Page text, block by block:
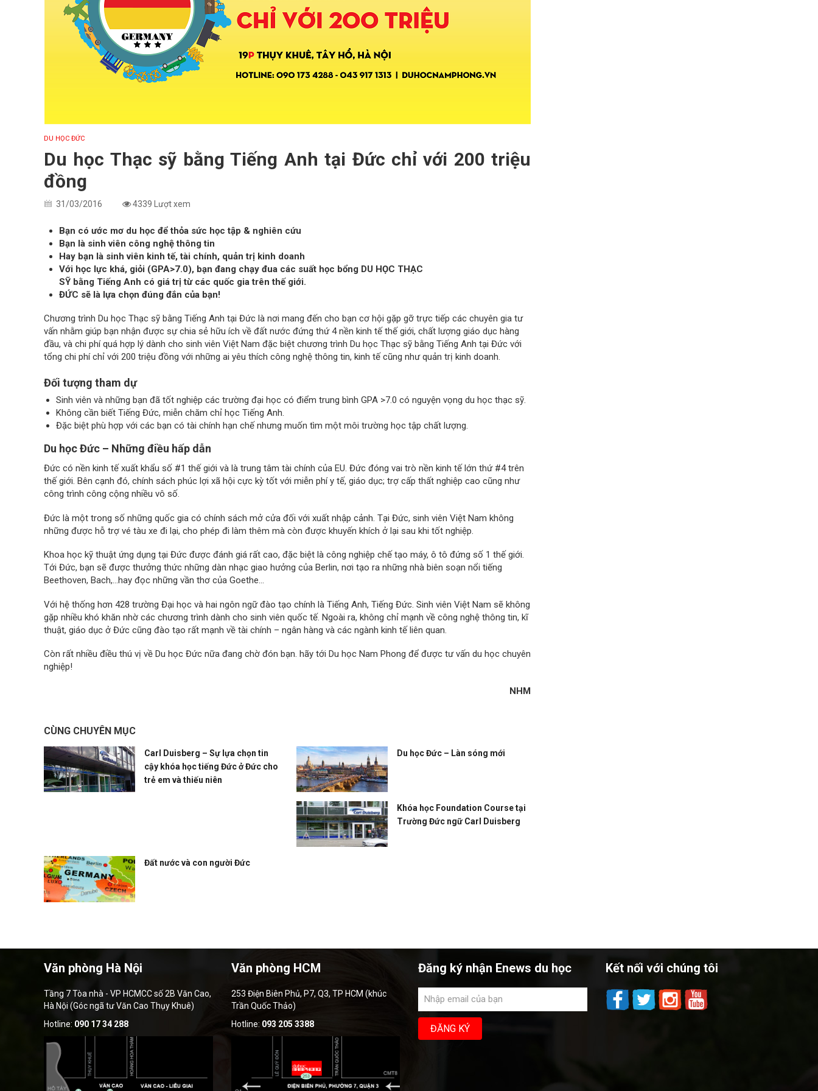
DU HỌC ĐỨC
Du học Thạc sỹ bằng Tiếng Anh tại Đức chỉ với 200 triệu
đồng
31/03/2016 4339 Lượt xem
Bạn có ước mơ du học để thỏa sức học tập & nghiên cứu
Bạn là sinh viên công nghệ thông tin
Hay bạn là sinh viên kinh tế, tài chính, quản trị kinh doanh
Với học lực khá, giỏi (GPA>7.0), bạn đang chạy đua các suất học bổng DU HỌC THẠC
SỸ bằng Tiếng Anh có giá trị từ các quốc gia trên thế giới.
ĐỨC sẽ là lựa chọn đúng đắn của bạn!
Chương trình Du học Thạc sỹ bằng Tiếng Anh tại Đức là nơi mang đến cho bạn cơ hội gặp gỡ trực tiếp các chuyên gia tư
vấn nhằm giúp bạn nhận được sự chia sẻ hữu ích về đất nước đứng thứ 4 nền kinh tế thế giới, chất lượng giáo dục hàng
đầu, và chi phí quá hợp lý dành cho sinh viên Việt Nam đặc biệt chương trình Du học Thạc sỹ bằng Tiếng Anh tại Đức với
tổng chi phí chỉ với 200 triệu đồng với những ai yêu thích công nghệ thông tin, kinh tế cũng như quản trị kinh doanh.
Đối tượng tham dự
Sinh viên và những bạn đã tốt nghiệp các trường đại học có điểm trung bình GPA >7.0 có nguyện vọng du học thạc sỹ.
Không cần biết Tiếng Đức, miễn chăm chỉ học Tiếng Anh.
Đặc biệt phù hợp với các bạn có tài chính hạn chế nhưng muốn tìm một môi trường học tập chất lượng.
Du học Đức – Những điều hấp dẫn
Đức có nền kinh tế xuất khẩu số #1 thế giới và là trung tâm tài chính của EU. Đức đóng vai trò nền kinh tế lớn thứ #4 trên
thế giới. Bên cạnh đó, chính sách phúc lợi xã hội cực kỳ tốt với miễn phí y tế, giáo dục; trợ cấp thất nghiệp cao cũng như
công trình công cộng nhiều vô số.
Đức là một trong số những quốc gia có chính sách mở cửa đối với xuất nhập cảnh. Tại Đức, sinh viên Việt Nam không
những được hỗ trợ vé tàu xe đi lại, cho phép đi làm thêm mà còn được khuyến khích ở lại sau khi tốt nghiệp.
Khoa học kỹ thuật ứng dụng tại Đức được đánh giá rất cao, đặc biệt là công nghiệp chế tạo máy, ô tô đứng số 1 thế giới.
Tới Đức, bạn sẽ được thưởng thức những dàn nhạc giao hưởng của Berlin, nơi tạo ra những nhà biên soạn nổi tiếng
Beethoven, Bach,…hay đọc những vần thơ của Goethe…
Với hệ thống hơn 428 trường Đại học và hai ngôn ngữ đào tạo chính là Tiếng Anh, Tiếng Đức. Sinh viên Việt Nam sẽ không
gặp nhiều khó khăn nhờ các chương trình dành cho sinh viên quốc tế. Ngoài ra, không chỉ mạnh về công nghệ thông tin, kĩ
thuật, giáo dục ở Đức cũng đào tạo rất mạnh về tài chính – ngân hàng và các ngành kinh tế liên quan.
Còn rất nhiều điều thú vị về Du học Đức nữa đang chờ đón bạn. hãy tới Du học Nam Phong để được tư vấn du học chuyên
nghiệp!
NHM
CÙNG CHUYÊN MỤC
Carl Duisberg – Sự lựa chọn tin
cậy khóa học tiếng Đức ở Đức cho
trẻ em và thiếu niên
Du học Đức – Làn sóng mới
Khóa học Foundation Course tại
Trường Đức ngữ Carl Duisberg
Đất nước và con người Đức
Văn phòng Hà Nội
Tầng 7 Tòa nhà - VP HCMCC số 2B Văn Cao,
Hà Nội (Góc ngã tư Văn Cao Thụy Khuê)
Hotline: 090 17 34 288
Văn phòng HCM
253 Điện Biên Phủ, P7, Q3, TP HCM (khúc
Trần Quốc Thảo)
Hotline: 093 205 3388
Đăng ký nhận Enews du học Kết nối với chúng tôi